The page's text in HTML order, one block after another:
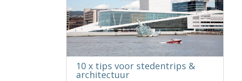
10 x tips voor stedentrips &
architectuur